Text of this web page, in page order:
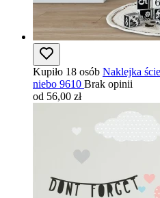
Kupiło 18 osób Naklejka
niebo 9610 Brak opinii
od 56,00 zł